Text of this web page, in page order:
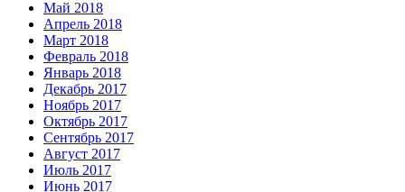
Май 2018
Апрель 2018
Март 2018
Февраль 2018
Январь 2018
Декабрь 2017
Ноябрь 2017
Октябрь 2017
Сентябрь 2017
Август 2017
Июль 2017
Июнь 2017